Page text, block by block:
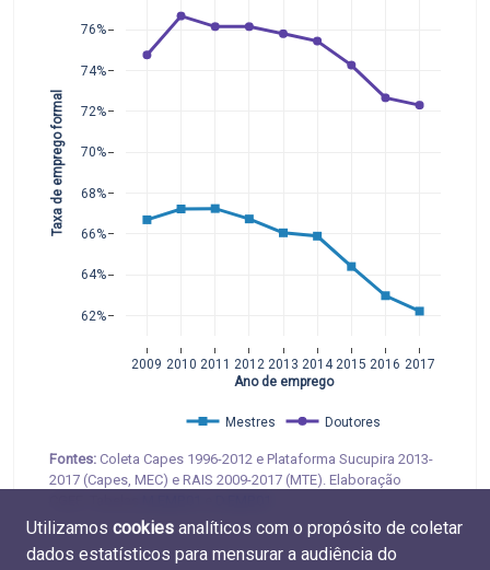
2009 2010 2011 2012 2013 20142015 2016 2017
62%
64%
66%
68%
70%
72%
74%
76%
Mestres Doutores
Ano de emprego
Taxa de emprego formal
Fontes: Coleta Capes 1996-2012 e Plataforma Sucupira 2013-
2017 (Capes, MEC) e RAIS 2009-2017 (MTE). Elaboração
Utilizamos cookies analíticos com o propósito de coletar
dados estatísticos para mensurar a audiência do